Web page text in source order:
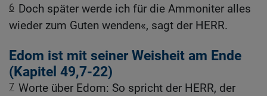
6 Doch später werde ich für die Ammoniter alles
wieder zum Guten wenden«, sagt der HERR.
Edom ist mit seiner Weisheit am Ende
(Kapitel 49,7-22)
7 Worte über Edom: So spricht der HERR, der